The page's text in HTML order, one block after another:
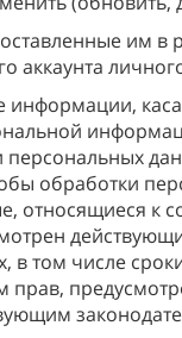
им
аккаунта
информации,
обработки
к
в том числе
прав,